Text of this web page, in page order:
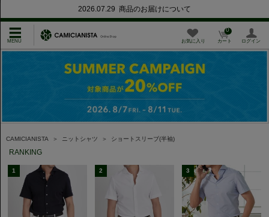
2026.07.29 商品のお届けについて
お気に入り カート
0
ログイン
CAMICIANISTA ＞ ニットシャツ ＞ ショートスリーブ(半袖)
RANKING
1 2 3